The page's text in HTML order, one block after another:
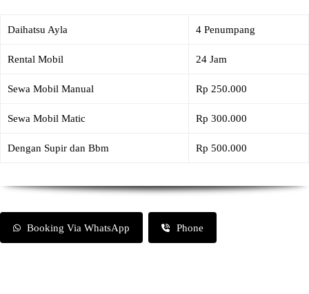
Daihatsu Ayla 4 Penumpang
Rental Mobil 24 Jam
Sewa Mobil Manual Rp 250.000
Sewa Mobil Matic Rp 300.000
Dengan Supir dan Bbm Rp 500.000
Booking Via WhatsApp Phone